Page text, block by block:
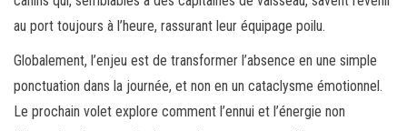
au port toujours à l’heure, rassurant leur équipage poilu.
Globalement, l’enjeu est de transformer l’absence en une simple
ponctuation dans la journée, et non en un cataclysme émotionnel.
Le prochain volet explore comment l’ennui et l’énergie non